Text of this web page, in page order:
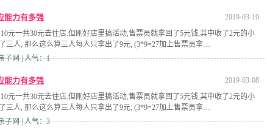
2019-03-10
能力有多强
元一共30元去住店.但刚好店里搞活动,售票员就拿回了5元钱,其中收了2元的小
三人, 那么这么算三人每人只拿出了9元, (3*9=27加上售票员拿…
子网 | 人气：1
2019-03-08
能力有多强
元一共30元去住店.但刚好店里搞活动,售票员就拿回了5元钱,其中收了2元的小
三人, 那么这么算三人每人只拿出了9元, (3*9=27加上售票员拿…
子网 | 人气：3